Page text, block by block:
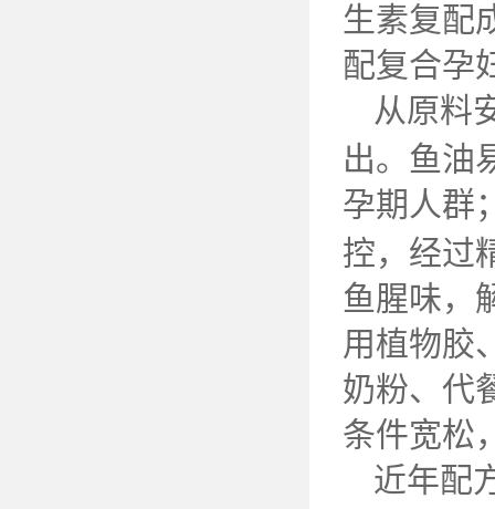
生素复配
配复合孕
从原料
出。鱼油
孕期人群
控，经过
鱼腥味，
用植物胶
奶粉、代
条件宽松
近年配